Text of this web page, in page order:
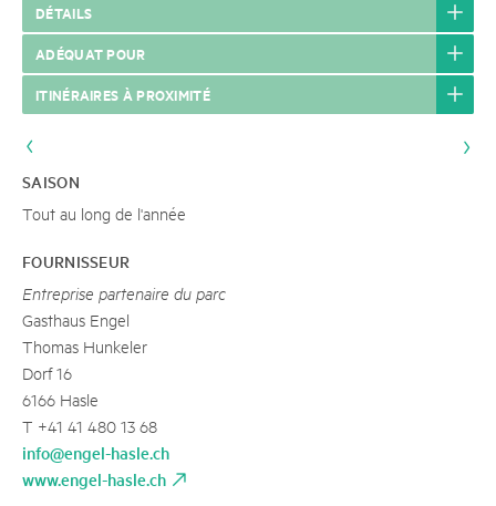
DÉTAILS
ADÉQUAT POUR
ITINÉRAIRES À PROXIMITÉ
SAISON
Tout au long de l'année
FOURNISSEUR
Entreprise partenaire du parc
Gasthaus Engel
Thomas Hunkeler
Dorf 16
6166 Hasle
T +41 41 480 13 68
info@engel-hasle.ch
www.engel-hasle.ch